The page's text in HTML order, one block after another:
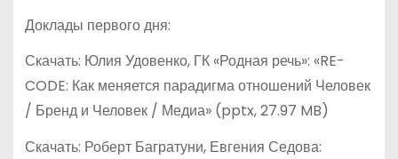
Доклады первого дня:
Скачать: Юлия Удовенко, ГК «Родная речь»: «RE-
CODE: Как меняется парадигма отношений Человек
/ Бренд и Человек / Медиа» (pptx, 27.97 MB)
Скачать: Роберт Багратуни, Евгения Седова: